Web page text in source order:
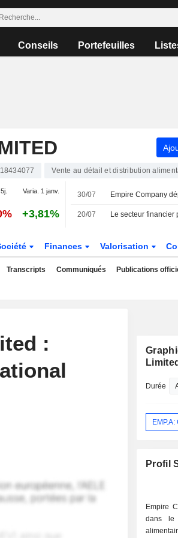
Conseils Portefeuilles
Vente au détail et distribution
Varia. 1 janv.
+3,81%
30/07
20/07
Finances Valorisation
Transcripts Communiqués Publications
:
Limited
Durée
Profil
Empire
dans le